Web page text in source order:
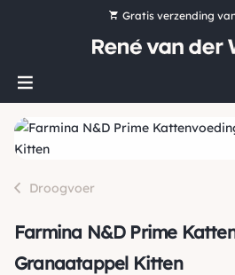
Gratis verzending
Bestel nu, betaal
Ruim 16.000
Droogvoer
Farmina N&D Prime
Granaatappel Kitten